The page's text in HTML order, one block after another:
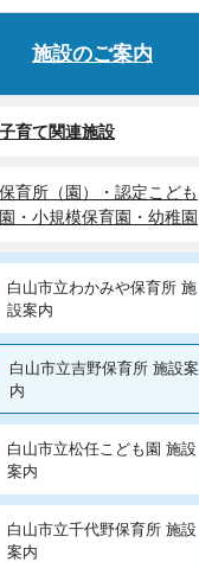
施設のご案内
子育て関連施設
保育所（園）・認定こども
園・小規模保育園・幼稚園
白山市立わかみや保育所 施
設案内
白山市立吉野保育所 施設案
内
白山市立松任こども園 施設
案内
白山市立千代野保育所 施設
案内